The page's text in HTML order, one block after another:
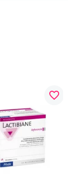
favorite_border